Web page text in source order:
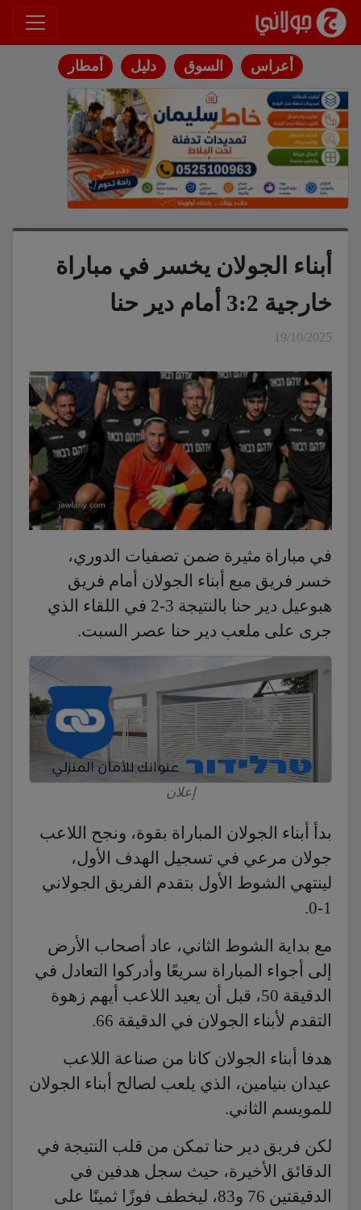
انتقل إلى المحتوى
أعراس السوق دليل أمطار
أبناء الجولان يخسر في مباراة
خارجية 3:2 أمام دير حنا
19/10/2025
في مباراة مثيرة ضمن تصفيات الدوري،
خسر فريق مبع أبناء الجولان أمام فريق
هبوعيل دير حنا بالنتيجة 3-2 في اللقاء الذي
جرى على ملعب دير حنا عصر السبت.
إعلان
بدأ أبناء الجولان المباراة بقوة، ونجح اللاعب
جولان مرعي في تسجيل الهدف الأول،
لينتهي الشوط الأول بتقدم الفريق الجولاني
1-0.
مع بداية الشوط الثاني، عاد أصحاب الأرض
إلى أجواء المباراة سريعًا وأدركوا التعادل في
الدقيقة 50، قبل أن يعيد اللاعب أيهم زهوة
التقدم لأبناء الجولان في الدقيقة 66.
هدفا أبناء الجولان كانا من صناعة اللاعب
عيدان بنيامين، الذي يلعب لصالح أبناء الجولان
للمويسم الثاني.
لكن فريق دير حنا تمكن من قلب النتيجة في
الدقائق الأخيرة، حيث سجل هدفين في
الدقيقتين 76 و83، ليخطف فوزًا ثمينًا على